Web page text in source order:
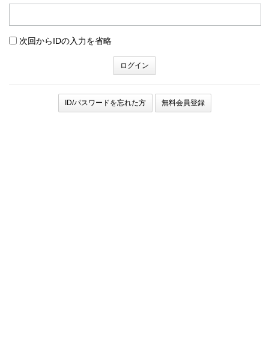
次回からIDの入力を省略
ID/パスワードを忘れた方 無料会員登録